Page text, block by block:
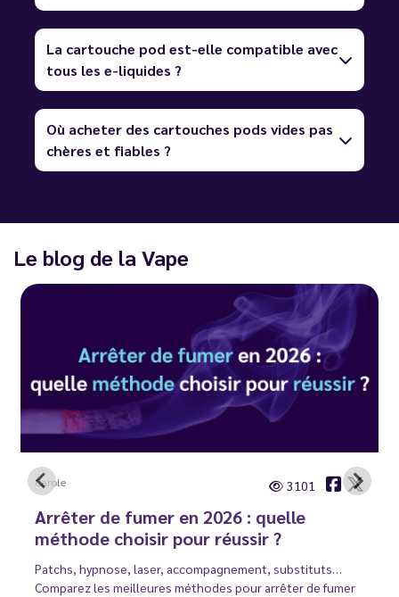
La cartouche pod est-elle compatible avec
tous les e-liquides ?
Où acheter des cartouches pods vides pas
chères et fiables ?
Le blog de la Vape
Carole 3101
Arrêter de fumer en 2026 : quelle
méthode choisir pour réussir ?
Patchs, hypnose, laser, accompagnement, substituts…
Comparez les meilleures méthodes pour arrêter de fumer